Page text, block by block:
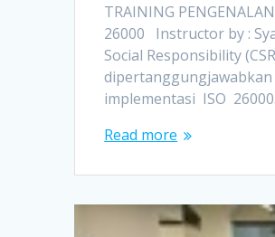
TRAINING
26000 Instructor by :
Social Responsibility
implementasi ISO
Read more